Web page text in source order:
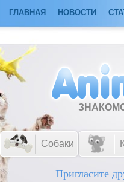
ГЛАВНАЯ НОВОСТИ
Собаки
Пригласите